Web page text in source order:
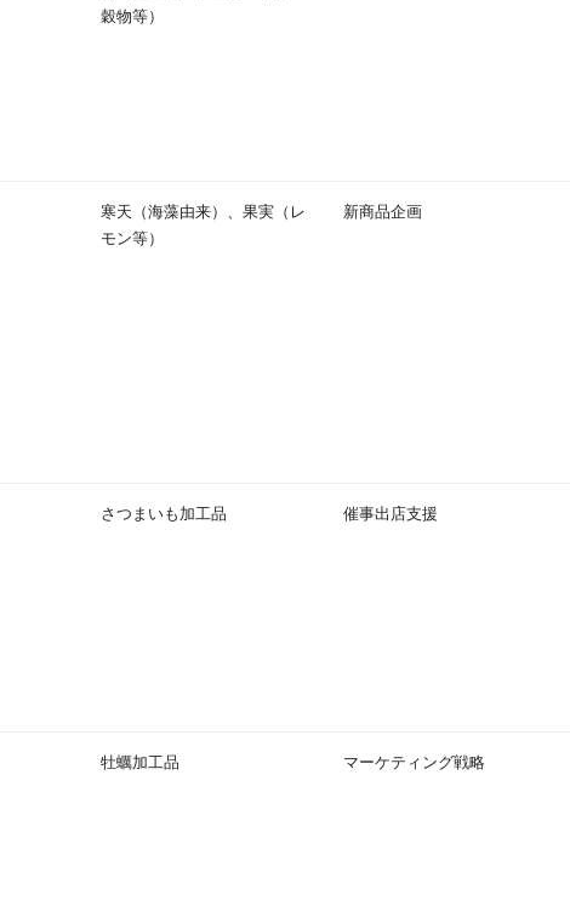
穀物等）
寒天（海藻由来）、果実（レ
モン等）
新商品企画
さつまいも加工品 催事出店支援
牡蠣加工品 マーケティング戦略